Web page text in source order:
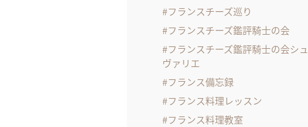
フランスチーズ巡り
フランスチーズ鑑評騎士の会
フランスチーズ鑑評騎士の会シュ
ヴァリエ
フランス備忘録
フランス料理レッスン
フランス料理教室